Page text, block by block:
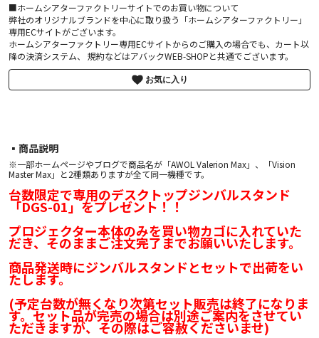
■ホームシアターファクトリーサイトでのお買い物について
弊社のオリジナルブランドを中心に取り扱う「ホームシアターファクトリー」
専用ECサイトがございます。
ホームシアターファクトリー専用ECサイトからのご購入の場合でも、カート以
降の決済システム、 規約などはアバックWEB-SHOPと共通でございます。
お気に入り
▪︎商品説明
※一部ホームページやブログで商品名が「AWOL Valerion Max」、「Vision
Master Max」と2種類ありますが全て同一機種です。
台数限定で専用のデスクトップジンバルスタンド
「DGS-01」をプレゼント！！
プロジェクター本体のみを買い物カゴに入れていた
だき、そのままご注文完了までお願いいたします。
商品発送時にジンバルスタンドとセットで出荷をい
たします。
(予定台数が無くなり次第セット販売は終了になりま
す。セット品が完売の場合は別途ご案内をさせてい
ただきますが、その際はご容赦くださいませ)